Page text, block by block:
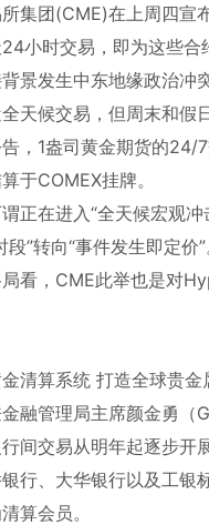
集团(CME)在上周四宣
小时交易，即为这些合
景发生中东地缘政治冲
天候交易，但周末和假
，1盎司黄金期货的24/
于COMEX挂牌。
正在进入“全天候宏观
”转向“事件发生即定价”
看，CME此举也是对
清算系统 打造全球贵
融管理局主席颜金勇
间交易从明年起逐步开展
行、大华银行以及工银
算会员。